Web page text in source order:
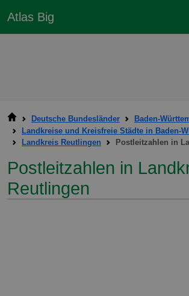
Atlas Big
Deutsche Bundesländer
Baden-
Landkreise und Kreisfreie Städte in Baden-
Landkreis Reutlingen
Postleitzahlen in
Postleitzahlen in
Reutlingen